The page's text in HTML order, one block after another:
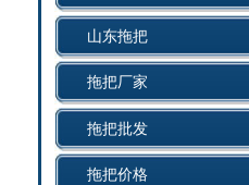
山东拖把
拖把厂家
拖把批发
拖把价格